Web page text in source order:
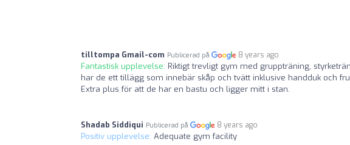
tilltompa Gmail-com Publicerad på 8 years ago
Fantastisk upplevelse: Riktigt trevligt gym med gruppträning,
har de ett tillägg som innebär skåp och tvätt inklusive handduk och
Extra plus för att de har en bastu och ligger mitt i stan.
Shadab Siddiqui Publicerad på 8 years ago
Positiv upplevelse: Adequate gym facility